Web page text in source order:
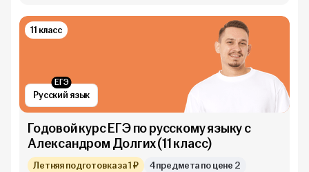
Русский язык
ЕГЭ
11 класс
Годовой курс ЕГЭ по русскому языку с
Александром Долгих (11 класс)
Летняя подготовка за 1 ₽ 4 предмета по цене 2